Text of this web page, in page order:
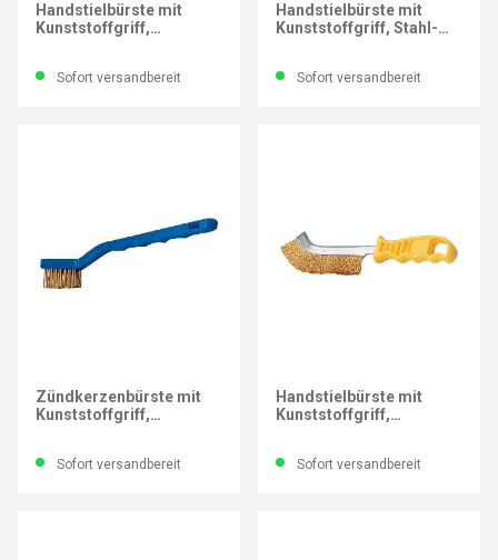
Handstielbürste mit
Kunststoffgriff,
Sofort versandbereit
Handstielbürste mit
Kunststoffgriff, Stahl-
Sofort versandbereit
Zündkerzenbürste mit
Kunststoffgriff,
Sofort versandbereit
Handstielbürste mit
Kunststoffgriff,
Sofort versandbereit